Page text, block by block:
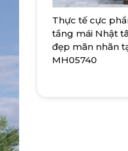
Thực tế cực
tầng mái Nhật
đẹp mãn nhãn
MH05740